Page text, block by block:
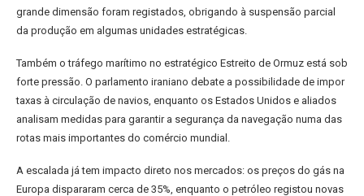
grande dimensão foram registados, obrigando à suspensão parcial
da produção em algumas unidades estratégicas.
Também o tráfego marítimo no estratégico Estreito de Ormuz está sob
forte pressão. O parlamento iraniano debate a possibilidade de impor
taxas à circulação de navios, enquanto os Estados Unidos e aliados
analisam medidas para garantir a segurança da navegação numa das
rotas mais importantes do comércio mundial.
A escalada já tem impacto direto nos mercados: os preços do gás na
Europa dispararam cerca de 35%, enquanto o petróleo registou novas